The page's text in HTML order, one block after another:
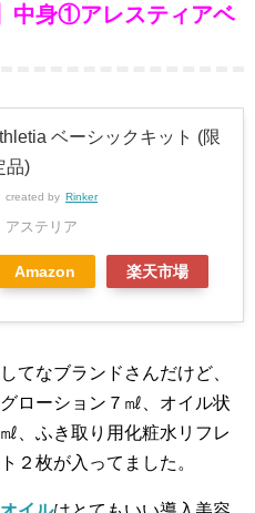
中身①アレスティアベ
ベーシックキット (限
品)
created by Rinker
アステリア
Amazon 楽天市場
てなブランドさんだけど、
ローション７㎖、オイル状
、ふき取り用化粧水リフレ
２枚が入ってました。